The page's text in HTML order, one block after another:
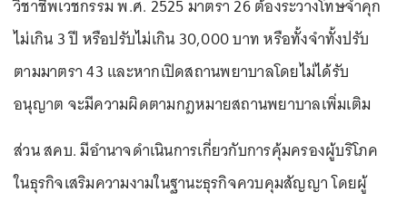
วิชาชีพเวชกรรม พ.ศ. 2525 มาตรา 26 ต้องระวางโทษจำคุก
ไม่เกิน 3 ปี หรือปรับไม่เกิน 30,000 บาท หรือทั้งจำทั้งปรับ
ตามมาตรา 43 และหากเปิดสถานพยาบาลโดยไม่ได้รับ
อนุญาต จะมีความผิดตามกฎหมายสถานพยาบาลเพิ่มเติม
ส่วน สคบ. มีอำนาจดำเนินการเกี่ยวกับการคุ้มครองผู้บริโภค
ในธุรกิจเสริมความงามในฐานะธุรกิจควบคุมสัญญา โดยผู้